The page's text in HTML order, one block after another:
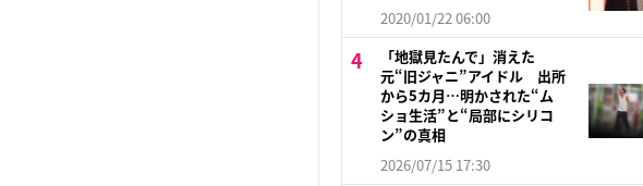
2020/01/22 06:00
「地獄見たんで」消えた
元“旧ジャニ”アイドル 出所
から5カ月…明かされた“ム
ショ生活”と“局部にシリコ
ン”の真相
2026/07/15 17:30